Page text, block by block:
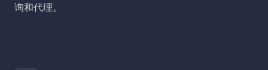
询和代理。